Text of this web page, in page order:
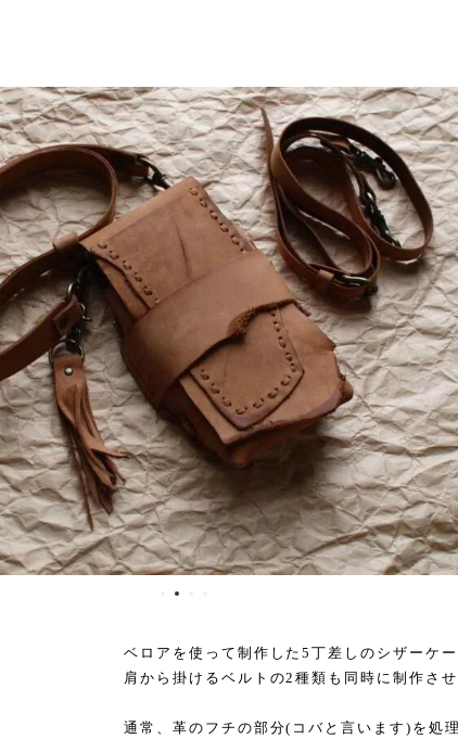
ベロアを使って制作した5丁差しのシザーケ
肩から掛けるベルトの2種類も同時に制作させ
通常、革のフチの部分(コバと言います)を処